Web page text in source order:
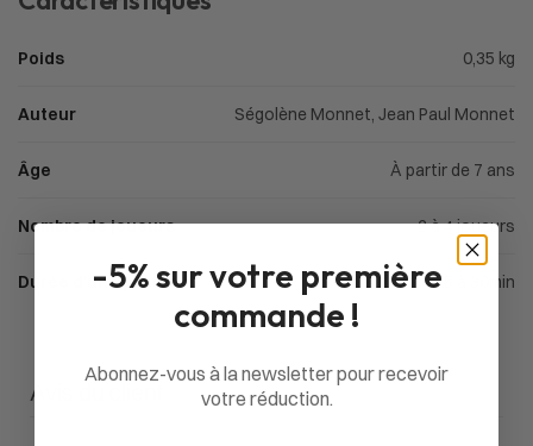
Poids 0,35 kg
Auteur Ségolène Monnet, Jean Paul Monnet
Âge À partir de 7 ans
Nombre de joueurs 2 à 4 joueurs
Durée d'une partie 15 à 30min
Avis du client
-5% sur votre première
commande !
Abonnez-vous à la newsletter pour recevoir
votre réduction.